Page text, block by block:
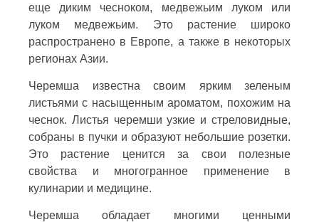
еще диким чесноком, медвежьим луком или
луком медвежьим. Это растение широко
распространено в Европе, а также в некоторых
регионах Азии.
Черемша известна своим ярким зеленым
листьями с насыщенным ароматом, похожим на
чеснок. Листья черемши узкие и стреловидные,
собраны в пучки и образуют небольшие розетки.
Это растение ценится за свои полезные
свойства и многогранное применение в
кулинарии и медицине.
Черемша обладает многими ценными